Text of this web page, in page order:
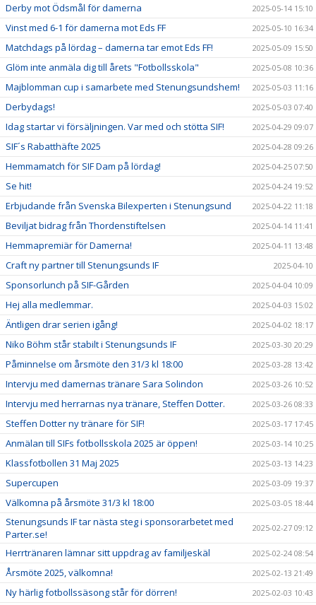
Derby mot Ödsmål för damerna 2025-05-14 15:10
Vinst med 6-1 för damerna mot Eds FF 2025-05-10 16:34
Matchdags på lördag – damerna tar emot Eds FF! 2025-05-09 15:50
Glöm inte anmäla dig till årets "Fotbollsskola" 2025-05-08 10:36
Majblomman cup i samarbete med Stenungsundshem! 2025-05-03 11:16
Derbydags! 2025-05-03 07:40
Idag startar vi försäljningen. Var med och stötta SIF! 2025-04-29 09:07
SIF´s Rabatthäfte 2025 2025-04-28 09:26
Hemmamatch för SIF Dam på lördag! 2025-04-25 07:50
Se hit! 2025-04-24 19:52
Erbjudande från Svenska Bilexperten i Stenungsund 2025-04-22 11:18
Beviljat bidrag från Thordenstiftelsen 2025-04-14 11:41
Hemmapremiär för Damerna! 2025-04-11 13:48
Craft ny partner till Stenungsunds IF 2025-04-10
Sponsorlunch på SIF-Gården 2025-04-04 10:09
Hej alla medlemmar. 2025-04-03 15:02
Äntligen drar serien igång! 2025-04-02 18:17
Niko Böhm står stabilt i Stenungsunds IF 2025-03-30 20:29
Påminnelse om årsmöte den 31/3 kl 18:00 2025-03-28 13:42
Intervju med damernas tränare Sara Solindon 2025-03-26 10:52
Intervju med herrarnas nya tränare, Steffen Dotter. 2025-03-26 08:33
Steffen Dotter ny tränare för SIF! 2025-03-17 17:45
Anmälan till SIFs fotbollsskola 2025 är öppen! 2025-03-14 10:25
Klassfotbollen 31 Maj 2025 2025-03-13 14:23
Supercupen 2025-03-09 19:37
Välkomna på årsmöte 31/3 kl 18:00 2025-03-05 18:44
Stenungsunds IF tar nästa steg i sponsorarbetet med
Parter.se!
2025-02-27 09:12
Herrtränaren lämnar sitt uppdrag av familjeskäl 2025-02-24 08:54
Årsmöte 2025, välkomna! 2025-02-13 21:49
Ny härlig fotbollssäsong står för dörren!
2025-02-03 10:43